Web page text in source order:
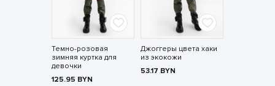
Темно-розовая
зимняя куртка для
девочки
125.95 BYN
Джоггеры цвета хаки
из экокожи
53.17 BYN